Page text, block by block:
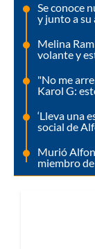
Se conoce
y junto a su
Melina
volante y
"No me
Karol G:
‘Lleva una
social de
Murió
miembro